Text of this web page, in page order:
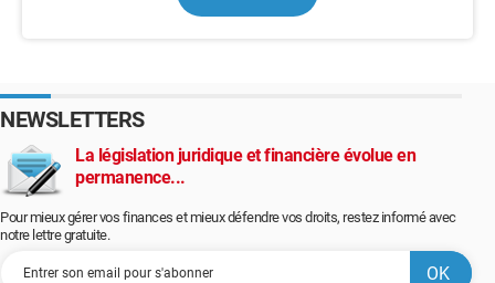
NEWSLETTERS
La législation juridique et financière évolue en
permanence...
Pour mieux gérer vos finances et mieux défendre vos droits, restez informé avec
notre lettre gratuite.